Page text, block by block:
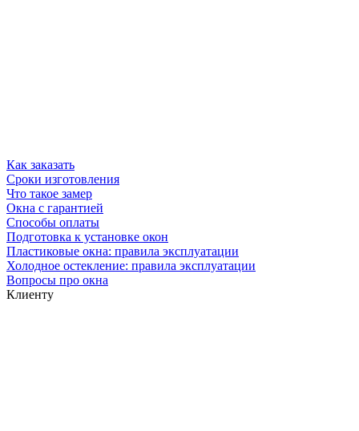
Как заказать
Сроки изготовления
Что такое замер
Окна с гарантией
Способы оплаты
Подготовка к установке окон
Пластиковые окна: правила эксплуатации
Холодное остекление: правила эксплуатации
Вопросы про окна
Клиенту